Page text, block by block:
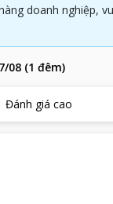
doanh nghiệp,
08 (1 đêm)
Đánh giá cao